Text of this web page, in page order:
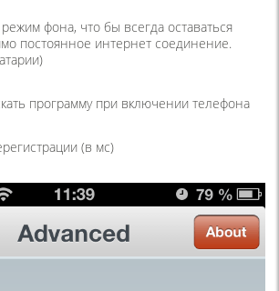
фона, что бы всегда оставаться
постоянное интернет соединение.
программу при включении телефона
(в мс)